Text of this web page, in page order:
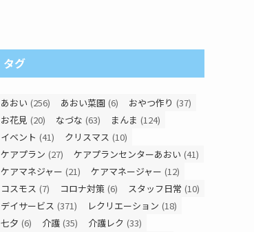
タグ
あおい (256) あおい菜園 (6) おやつ作り (37)
お花見 (20) なづな (63) まんま (124)
イベント (41) クリスマス (10)
ケアプラン (27) ケアプランセンターあおい (41)
ケアマネジャー (21) ケアマネージャー (12)
コスモス (7) コロナ対策 (6) スタッフ日常 (10)
デイサービス (371) レクリエーション (18)
七夕 (6) 介護 (35) 介護レク (33)